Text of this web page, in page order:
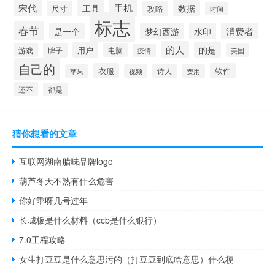
宋代 尺寸 工具 手机 攻略 数据 时间
春节 是一个 标志 梦幻西游 水印 消费者
游戏 牌子 用户 电脑 疫情 的人 的是 美国
自己的 苹果 衣服 视频 诗人 费用 软件
还不 都是
猜你想看的文章
互联网湖南腊味品牌logo
葫芦冬天不熟有什么危害
你好乖呀几号过年
长城板是什么材料（ccb是什么银行）
7.0工程攻略
女生打豆豆是什么意思污的（打豆豆到底啥意思）什么梗